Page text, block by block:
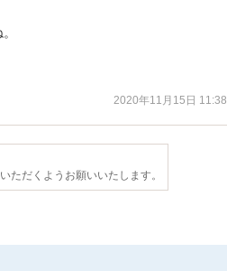
2020年11月15日 11:38
ただくようお願いいたします。